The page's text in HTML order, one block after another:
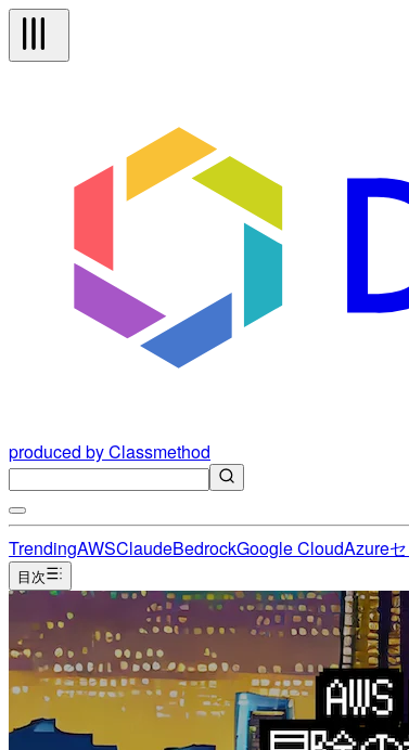
produced by Classmethod
TrendingAWSClaudeBedrockGoogle CloudAzure
目次